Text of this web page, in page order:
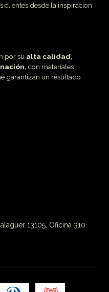
clientes desde la inspiracion
por su alta calidad,
con materiales
garantizan un resultado
13105, Oficina 310